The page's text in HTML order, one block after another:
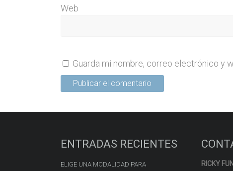
Web
Guarda mi nombre, correo electrónico y
ENTRADAS RECIENTES
ELIGE UNA MODALIDAD PARA
RICKY